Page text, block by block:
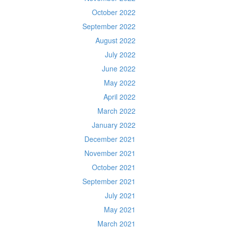
October 2022
September 2022
August 2022
July 2022
June 2022
May 2022
April 2022
March 2022
January 2022
December 2021
November 2021
October 2021
September 2021
July 2021
May 2021
March 2021